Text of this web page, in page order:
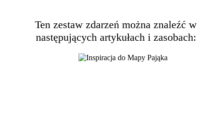
Ten zestaw zdarzeń można znaleźć w
następujących artykułach i zasobach: